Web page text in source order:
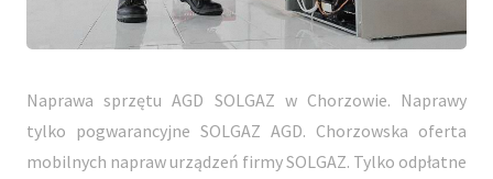
Naprawa sprzętu AGD SOLGAZ w Chorzowie. Naprawy
tylko pogwarancyjne SOLGAZ AGD. Chorzowska oferta
mobilnych napraw urządzeń firmy SOLGAZ. Tylko odpłatne